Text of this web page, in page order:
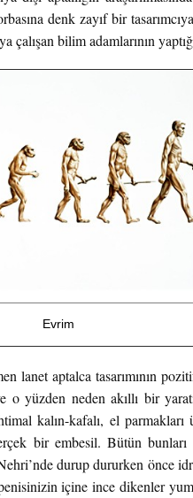
denk zayıf bir
çalışan bilim adamlarının
Evrim
lanet aptalca tasarımının
o yüzden neden akıllı bir
kalın-kafalı, el
bir embesil. Bütün
durup dururken önce
içine ince dikenler